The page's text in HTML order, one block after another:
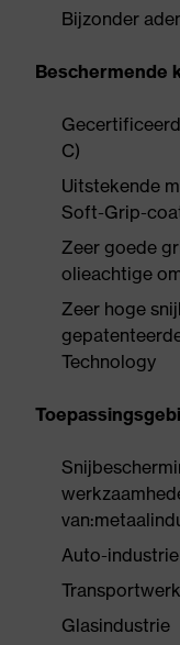
Bijzonder
Beschermende
C)
Uitstekende
Soft-Grip-
Zeer goede
olieachtige
Zeer hoge
Technology
Auto-industrie
Glasindustrie